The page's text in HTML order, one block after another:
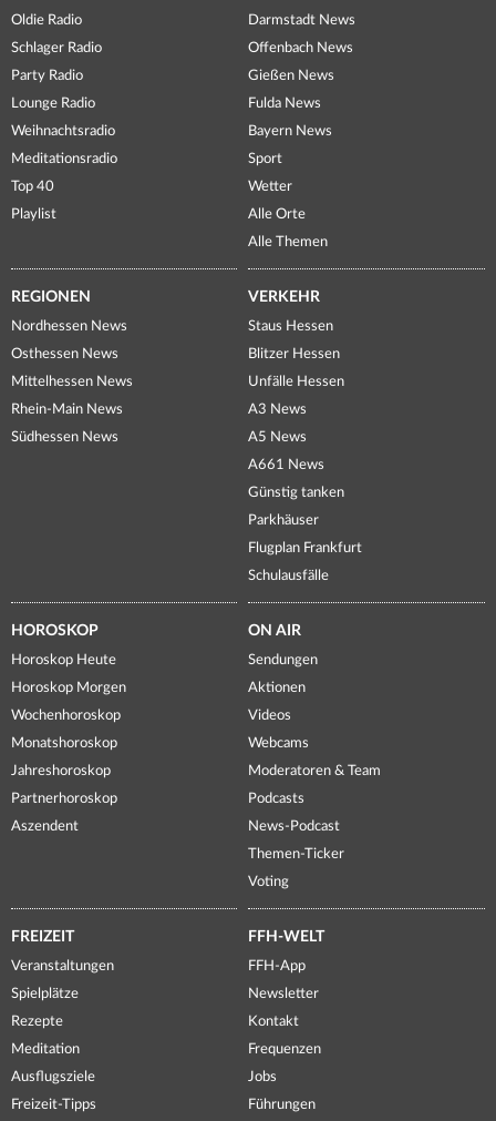
Oldie Radio
Schlager Radio
Party Radio
Lounge Radio
Weihnachtsradio
Meditationsradio
Top 40
Playlist
Darmstadt News
Offenbach News
Gießen News
Fulda News
Bayern News
Sport
Wetter
Alle Orte
Alle Themen
REGIONEN
Nordhessen News
Osthessen News
Mittelhessen News
Rhein-Main News
Südhessen News
VERKEHR
Staus Hessen
Blitzer Hessen
Unfälle Hessen
A3 News
A5 News
A661 News
Günstig tanken
Parkhäuser
Flugplan Frankfurt
Schulausfälle
HOROSKOP
Horoskop Heute
Horoskop Morgen
Wochenhoroskop
Monatshoroskop
Jahreshoroskop
Partnerhoroskop
Aszendent
ON AIR
Sendungen
Aktionen
Videos
Webcams
Moderatoren & Team
Podcasts
News-Podcast
Themen-Ticker
Voting
FREIZEIT
Veranstaltungen
Spielplätze
Rezepte
Meditation
Ausflugsziele
Freizeit-Tipps
FFH-WELT
FFH-App
Newsletter
Kontakt
Frequenzen
Jobs
Führungen